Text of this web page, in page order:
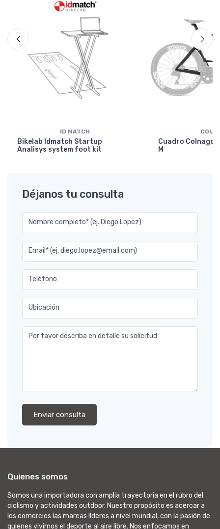
ID MATCH
Bikelab Idmatch Startup
Analisys system foot kit
Cuadro Colnago
M
Déjanos tu consulta
Nombre completo* (ej. Diego Lopez)
Email* (ej. diego.lopez@email.com)
Teléfono
Ubicación
Por favor describa en detalle su solicitud
Enviar consulta
Quienes somos
Somos una importadora con amplia trayectoria en el rubro del
ciclismo y actividades outdoor. Nuestro propósito es acercar a
los comercios las marcas líderes a nivel mundial, con la pasión de
quienes vivimos el deporte al aire libre. Nos enfocamos en